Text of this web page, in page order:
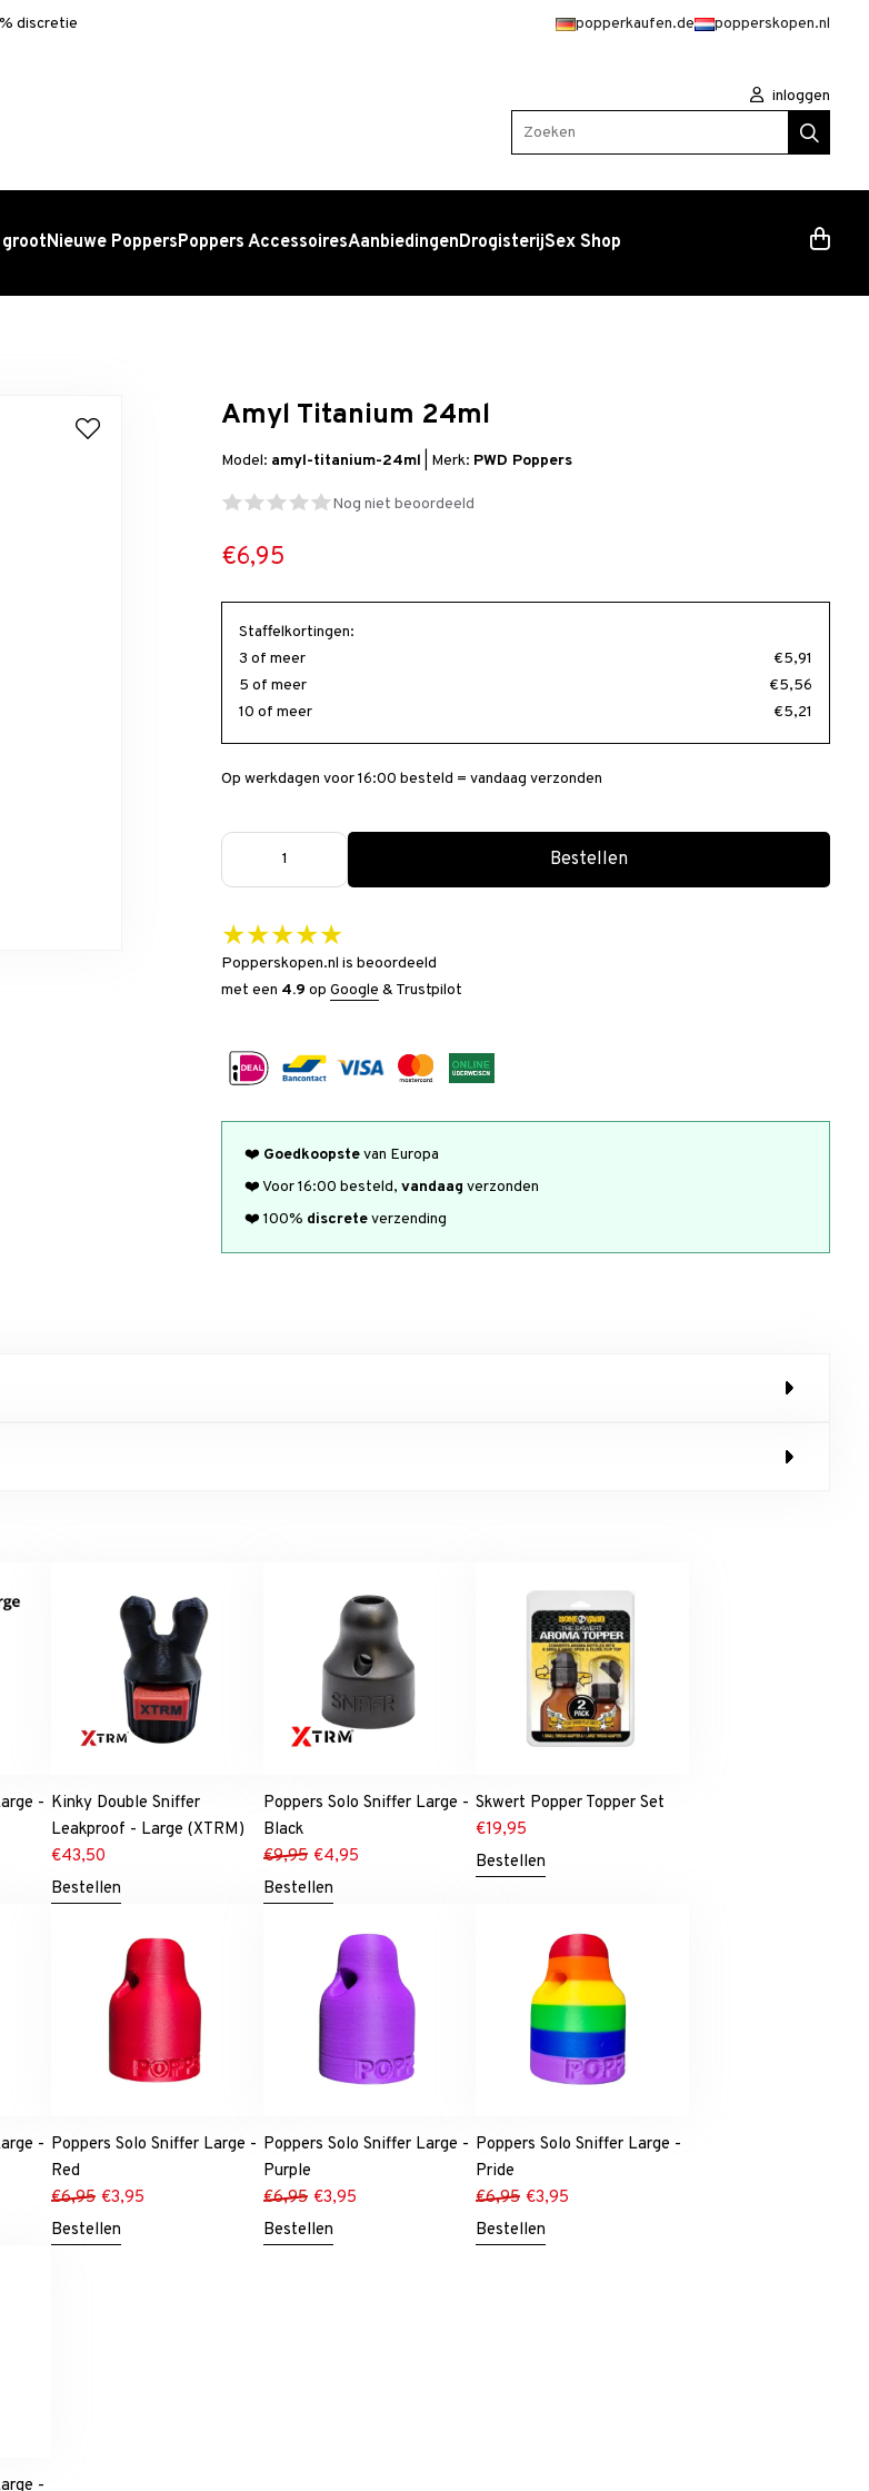
discretie popperkaufen.de popperskopen.nl
inloggen
Zoeken
grootNieuwe PoppersPoppers AccessoiresAanbiedingenDrogisterijSex Shop
Amyl Titanium 24ml
Model: amyl-titanium-24ml Merk: PWD Poppers
Nog niet beoordeeld
€6,95
Staffelkortingen:
3 of meer
€5,91
5 of meer
€5,56
10 of meer
€5,21
Op werkdagen voor 16:00 besteld = vandaag verzonden
Bestellen
★★★★★
Popperskopen.nl is beoordeeld
met een 4.9 opGoogle & Trustpilot
❤️ Goedkoopstevan Europa
❤️ Voor 16:00 besteld,vandaag verzonden
❤️ 100% discreteverzending
- Kinky Double Sniffer
Leakproof - Large (XTRM)
€43,50
Bestellen
Poppers Solo Sniffer Large -
Black
€9,95 €4,95
Bestellen
Skwert Popper Topper Set
€19,95
Bestellen
- Poppers Solo Sniffer Large -
Red
€6,95 €3,95
Bestellen
Poppers Solo Sniffer Large -
Purple
€6,95 €3,95
Bestellen
Poppers Solo Sniffer Large -
Pride
€6,95 €3,95
Bestellen
-